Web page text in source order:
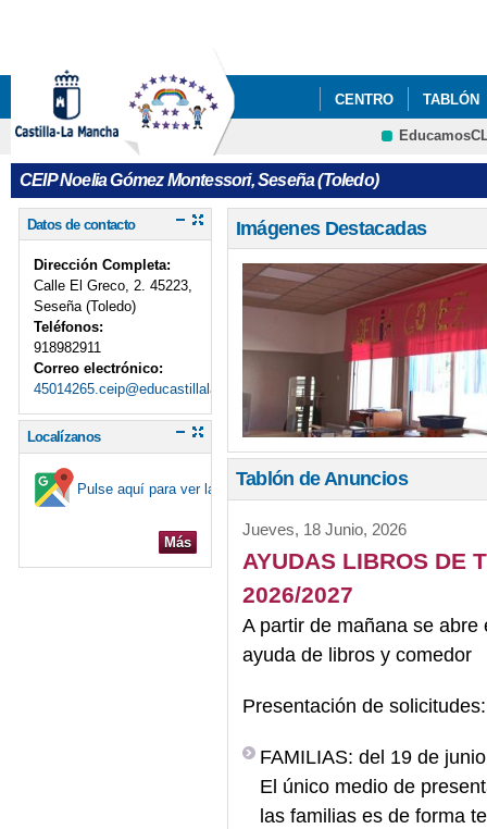
CENTRO TABLÓN
CALENDARIO
CEIP Noelia Gómez Montessori, Seseña (Toledo)
Datos de contacto
Dirección Completa:
Calle El Greco, 2. 45223,
Seseña (Toledo)
Teléfonos:
918982911
Correo electrónico:
45014265.ceip@educastillalamancha.es
Localízanos
Pulse aquí para ver la ubicación en el mapa
Más
Imágenes Destacadas
Tablón de Anuncios
Jueves, 18 Junio, 2026
AYUDAS LIBROS DE
2026/2027
A partir de mañana se
ayuda de libros y comedor
Presentación de solicitudes:
FAMILIAS: del 19 de
El único medio de
las familias es de forma